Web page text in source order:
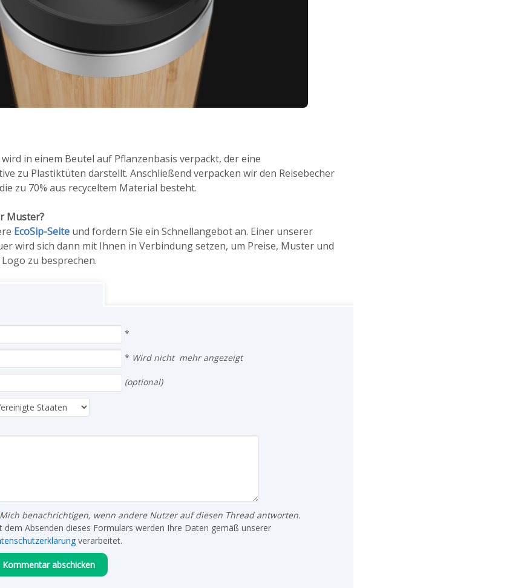
in einem Beutel auf Pflanzenbasis verpackt, der eine
zu Plastiktüten darstellt. Anschließend verpacken wir den Reisebecher
zu 70% aus recyceltem Material besteht.
Muster?
EcoSip-Seite und fordern Sie ein Schnellangebot an. Einer unserer
wird sich dann mit Ihnen in Verbindung setzen, um Preise, Muster und
zu besprechen.
*
* Wird nicht mehr angezeigt
(optional)
Mich benachrichtigen, wenn andere Nutzer auf diesen Thread antworten.
dem Absenden dieses Formulars werden Ihre Daten gemäß unserer
verarbeitet.